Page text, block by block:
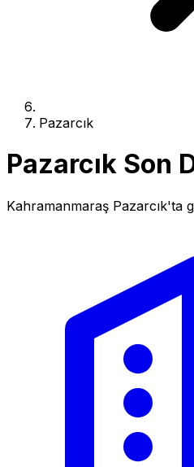
Pazarcık
Pazarcık Son
Kahramanmaraş Pazarcık'ta